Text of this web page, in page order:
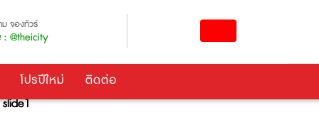
จองทัวร์
: @theicity
โปรปีใหม่ ติดต่อ
Site Home
slide1